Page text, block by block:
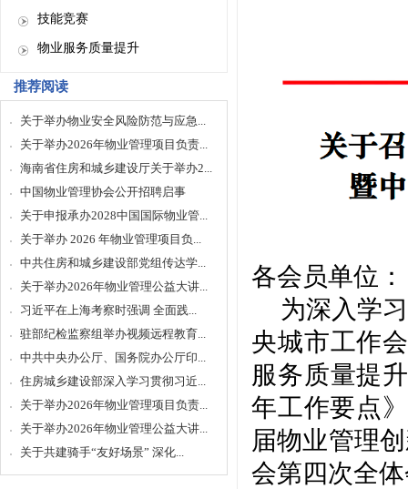
技能竞赛
物业服务质量提升
推荐阅读
关于举办物业安全风险防范与应急...
关于举办2026年物业管理项目负责...
海南省住房和城乡建设厅关于举办2...
中国物业管理协会公开招聘启事
关于申报承办2028中国国际物业管...
关于举办 2026 年物业管理项目负...
中共住房和城乡建设部党组传达学...
关于举办2026年物业管理公益大讲...
习近平在上海考察时强调 全面践...
驻部纪检监察组举办视频远程教育...
中共中央办公厅、国务院办公厅印...
住房城乡建设部深入学习贯彻习近...
关于举办2026年物业管理项目负责...
关于举办2026年物业管理公益大讲...
关于共建骑手“友好场景” 深化...
各会员单位：
为深入学
央城市工作会
服务质量提
年工作要点
届物业管理
会第四次全